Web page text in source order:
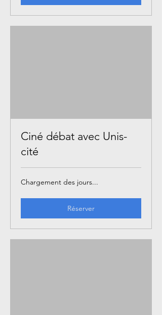
Ciné débat avec Unis-
cité
Chargement des jours...
Réserver